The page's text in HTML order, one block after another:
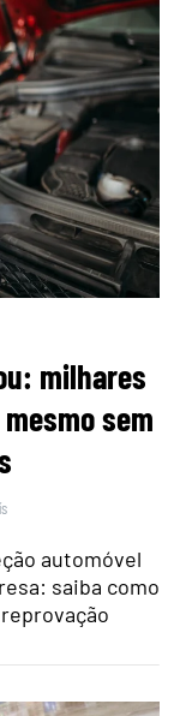
milhares
sem
automóvel
saiba como